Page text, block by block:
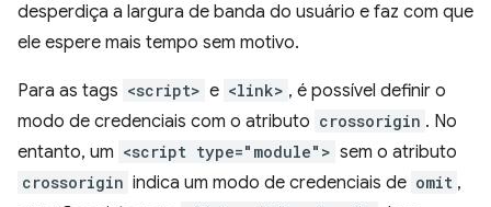
desperdiça a largura de banda do usuário e faz com que
ele espere mais tempo sem motivo.
Para as tags <script> e <link> , é possível definir o
modo de credenciais com o atributo crossorigin . No
entanto, um <script type="module"> sem o atributo
crossorigin indica um modo de credenciais de omit ,